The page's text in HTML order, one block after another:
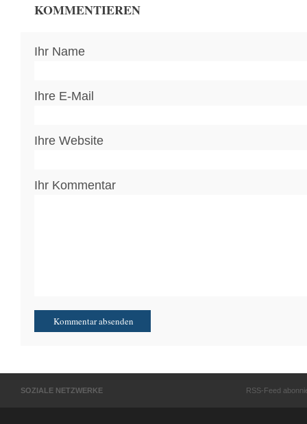
KOMMENTIEREN
Ihr Name
Ihre E-Mail
Ihre Website
Ihr Kommentar
SOZIALE NETZWERKE RSS-Feed